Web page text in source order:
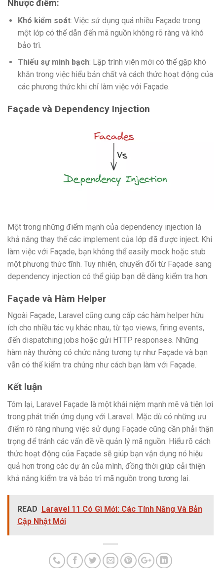
Nhược điểm:
Khó kiểm soát: Việc sử dụng quá nhiều Façade trong
một lớp có thể dẫn đến mã nguồn không rõ ràng và khó
bảo trì.
Thiếu sự minh bạch: Lập trình viên mới có thể gặp khó
khăn trong việc hiểu bản chất và cách thức hoạt động của
các phương thức khi chỉ làm việc với Façade.
Façade và Dependency Injection
Một trong những điểm mạnh của dependency injection là
khả năng thay thế các implement của lớp đã được inject. Khi
làm việc với Façade, bạn không thể easily mock hoặc stub
một phương thức tĩnh. Tuy nhiên, chuyển đổi từ Façade sang
dependency injection có thể giúp bạn dễ dàng kiểm tra hơn.
Façade và Hàm Helper
Ngoài Façade, Laravel cũng cung cấp các hàm helper hữu
ích cho nhiều tác vụ khác nhau, từ tạo views, firing events,
đến dispatching jobs hoặc gửi HTTP responses. Những
hàm này thường có chức năng tương tự như Façade và bạn
vẫn có thể kiểm tra chúng như cách bạn làm với Façade.
Kết luận
Tóm lại, Laravel Façade là một khái niệm mạnh mẽ và tiện lợi
trong phát triển ứng dụng với Laravel. Mặc dù có những ưu
điểm rõ ràng nhưng việc sử dụng Façade cũng cần phải thận
trọng để tránh các vấn đề về quản lý mã nguồn. Hiểu rõ cách
thức hoạt động của Façade sẽ giúp bạn vận dụng nó hiệu
quả hơn trong các dự án của mình, đồng thời giúp cải thiện
khả năng kiểm tra và bảo trì mã nguồn trong tương lai.
READ Laravel 11 Có Gì Mới: Các Tính Năng Và Bản
Cập Nhật Mới